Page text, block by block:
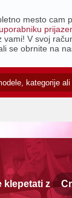
mesto cam
vami! V svoj
se obrnite na
klepetati z